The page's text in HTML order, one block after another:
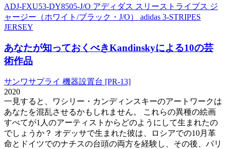
ADJ-FXU53-DY8505-J/O アディダス スリーストライプス ジ
ャージー（ホワイト/ブラック・J/O） adidas 3-STRIPES
JERSEY
あなたが知っておくべきKandinskyによる10の芸
術作品
サンワサプライ 機器設置台 [PR-13]
2020
一見すると、ワシリー・カンディンスキーのアートワークは
あなたを混乱させるかもしれません。 これらの異種の絵画
すべてが1人のアーティストからどのようにして生まれたの
でしょうか？ オデッサで生まれた彼は、ロシアでの10月革
命とドイツでのナチスの台頭の両方を経験し、その後、パリ